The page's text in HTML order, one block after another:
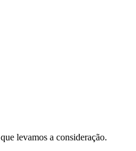
levamos a consideração.